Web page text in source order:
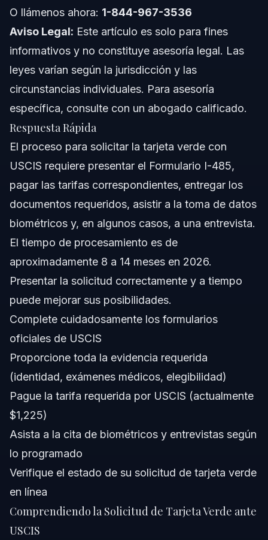
Notas para Florida
Conceptos Nacionales (Solo General, las Reglas Varían)
Cuándo Consultar a un Abogado
Confianza y Experiencia de Nuestros Abogados
Preguntas Frecuentes
¿Cuánto cobra USCIS por una solicitud de tarjeta verde?
¿Cuánto tiempo tarda USCIS en otorgar una tarjeta
verde?
¿Está abierta la solicitud de tarjeta verde para 2026?
casándose con un ciudadano estadounidense?
¿Cuáles son los principales requisitos para la tarjeta
verde?
¿Puedo verificar el estado de mi solicitud de tarjeta
¿Qué ocurre si mi solicitud de tarjeta verde es
denegada?
Fuentes y Referencias
O llámenos ahora: 1-844-967-3536
Aviso Legal: Este artículo es solo para fines
informativos y no constituye asesoría legal. Las
leyes varían según la jurisdicción y las
circunstancias individuales. Para asesoría
específica, consulte con un abogado calificado.
Respuesta Rápida
El proceso para solicitar la tarjeta verde con
USCIS requiere presentar el Formulario I-485,
pagar las tarifas correspondientes, entregar los
documentos requeridos, asistir a la toma de datos
biométricos y, en algunos casos, a una entrevista.
El tiempo de procesamiento es de
aproximadamente 8 a 14 meses en 2026.
Presentar la solicitud correctamente y a tiempo
puede mejorar sus posibilidades.
Complete cuidadosamente los formularios
oficiales de USCIS
Proporcione toda la evidencia requerida
(identidad, exámenes médicos, elegibilidad)
Pague la tarifa requerida por USCIS (actualmente
$1,225)
Asista a la cita de biométricos y entrevistas según
lo programado
Verifique el estado de su solicitud de tarjeta verde
en línea
Comprendiendo la Solicitud de Tarjeta Verde ante
USCIS